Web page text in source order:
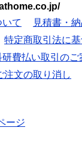
て
見積書・
特定商取引法に
費払い取引のご
注文の取り消し
ージ